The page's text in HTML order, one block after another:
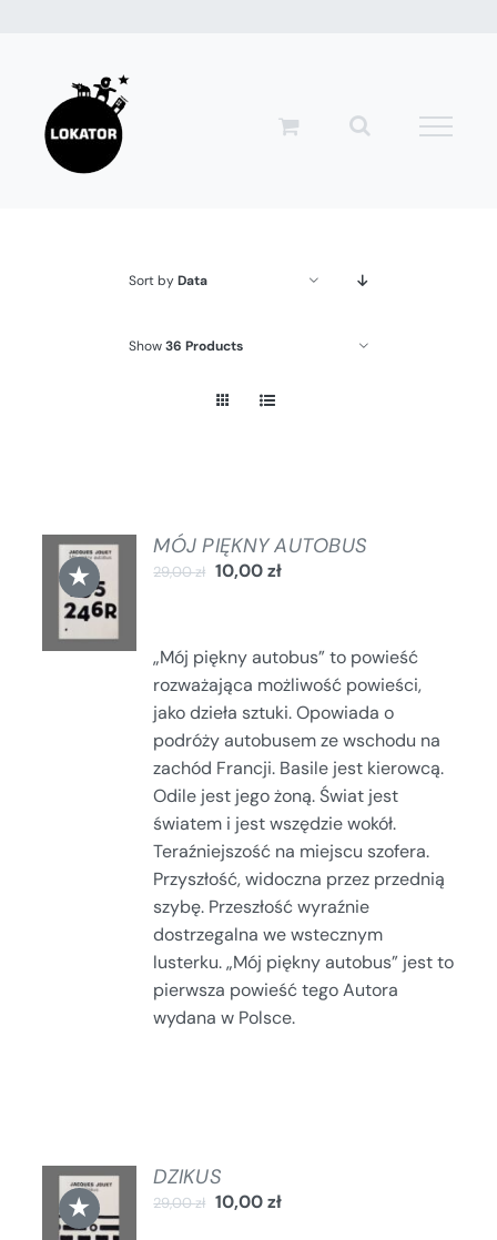
zawartości
Sort byData
Show36 Products
★
DODAJ
DO
KOSZYKA
/
SZCZEGÓŁY
MÓJ PIĘKNY AUTOBUS
29,00zł 10,00zł
„Mój piękny autobus” to powieść
rozważająca możliwość powieści,
jako dzieła sztuki. Opowiada o
podróży autobusem ze wschodu na
zachód Francji. Basile jest kierowcą.
Odile jest jego żoną. Świat jest
światem i jest wszędzie wokół.
Teraźniejszość na miejscu szofera.
Przyszłość, widoczna przez przednią
szybę. Przeszłość wyraźnie
dostrzegalna we wstecznym
lusterku. „Mój piękny autobus” jest to
pierwsza powieść tego Autora
wydana w Polsce.
★
DODAJ
DO
KOSZYKA
DZIKUS
29,00zł 10,00zł